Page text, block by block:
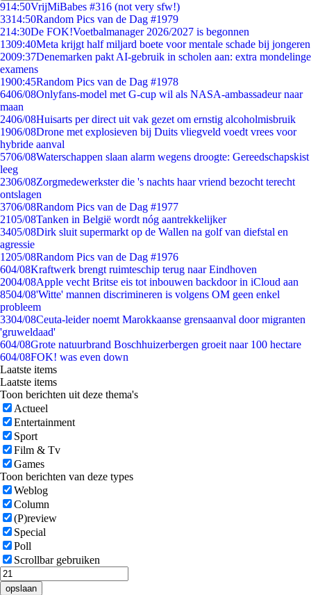
914:50VrijMiBabes #316 (not very sfw!)
3314:50Random Pics van de Dag #1979
214:30De FOK!Voetbalmanager 2026/2027 is begonnen
1309:40Meta krijgt half miljard boete voor mentale schade bij jongeren
2009:37Denemarken pakt AI-gebruik in scholen aan: extra mondelinge
examens
1900:45Random Pics van de Dag #1978
6406/08Onlyfans-model met G-cup wil als NASA-ambassadeur naar
maan
2406/08Huisarts per direct uit vak gezet om ernstig alcoholmisbruik
1906/08Drone met explosieven bij Duits vliegveld voedt vrees voor
hybride aanval
5706/08Waterschappen slaan alarm wegens droogte: Gereedschapskist
leeg
2306/08Zorgmedewerkster die 's nachts haar vriend bezocht terecht
ontslagen
3706/08Random Pics van de Dag #1977
2105/08Tanken in België wordt nóg aantrekkelijker
3405/08Dirk sluit supermarkt op de Wallen na golf van diefstal en
agressie
1205/08Random Pics van de Dag #1976
604/08Kraftwerk brengt ruimteschip terug naar Eindhoven
2004/08Apple vecht Britse eis tot inbouwen backdoor in iCloud aan
8504/08'Witte' mannen discrimineren is volgens OM geen enkel
probleem
3304/08Ceuta-leider noemt Marokkaanse grensaanval door migranten
'gruweldaad'
604/08Grote natuurbrand Boschhuizerbergen groeit naar 100 hectare
604/08FOK! was even down
Laatste items
Laatste items
Toon berichten uit deze thema's
Actueel
Entertainment
Sport
Film & Tv
Games
Toon berichten van deze types
Weblog
Column
(P)review
Special
Poll
Scrollbar gebruiken
opslaan